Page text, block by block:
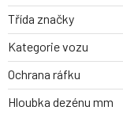
Třída značky
Kategorie vozu
Ochrana ráfku
Hloubka dezénu mm